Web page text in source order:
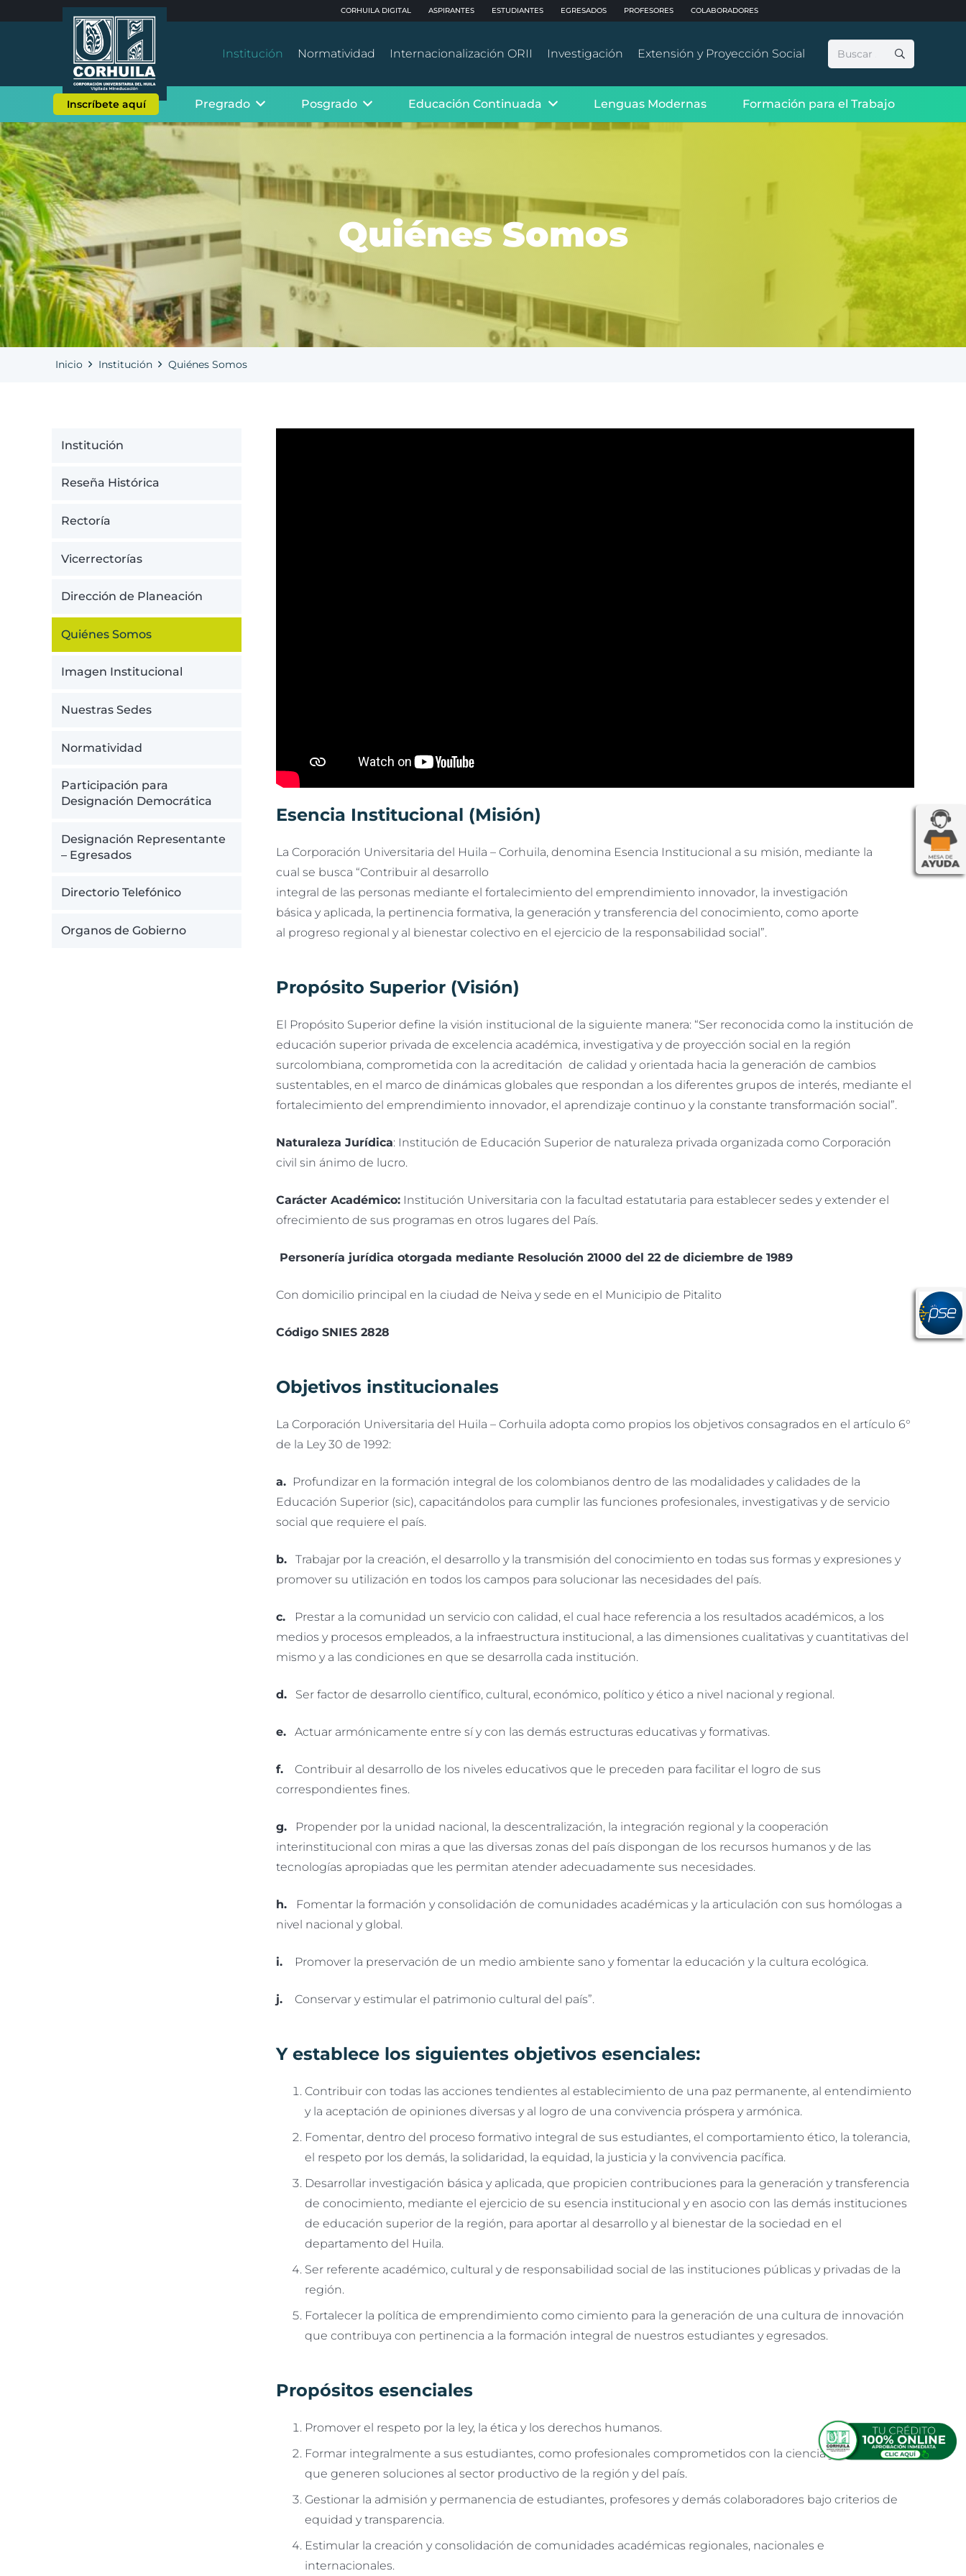
CORHUILA DIGITAL ASPIRANTES ESTUDIANTES EGRESADOS PROFESORES COLABORADORES
Institución Normatividad Internacionalización ORII Investigación Extensión y Proyección Social Buscar:
Inscríbete aquí Pregrado Posgrado Educación Continuada Lenguas Modernas Formación para el Trabajo
Quiénes Somos
Inicio Institución Quiénes Somos
Institución
Reseña Histórica
Rectoría
Vicerrectorías
Dirección de Planeación
Quiénes Somos
Imagen Institucional
Nuestras Sedes
Normatividad
Participación para
Designación Democrática
Designación Representante
– Egresados
Directorio Telefónico
Organos de Gobierno
Esencia Institucional (Misión)
La Corporación Universitaria del Huila – Corhuila, denomina Esencia Institucional a su misión, mediante la
cual se busca “Contribuir al desarrollo
integral de las personas mediante el fortalecimiento del emprendimiento innovador, la investigación
básica y aplicada, la pertinencia formativa, la generación y transferencia del conocimiento, como aporte
al progreso regional y al bienestar colectivo en el ejercicio de la responsabilidad social”.
Propósito Superior (Visión)
El Propósito Superior define la visión institucional de la siguiente manera: “Ser reconocida como la institución de
educación superior privada de excelencia académica, investigativa y de proyección social en la región
surcolombiana, comprometida con la acreditación de calidad y orientada hacia la generación de cambios
sustentables, en el marco de dinámicas globales que respondan a los diferentes grupos de interés, mediante el
fortalecimiento del emprendimiento innovador, el aprendizaje continuo y la constante transformación social”.
Naturaleza Jurídica: Institución de Educación Superior de naturaleza privada organizada como Corporación
civil sin ánimo de lucro.
Carácter Académico: Institución Universitaria con la facultad estatutaria para establecer sedes y extender el
ofrecimiento de sus programas en otros lugares del País.
Personería jurídica otorgada mediante Resolución 21000 del 22 de diciembre de 1989
Con domicilio principal en la ciudad de Neiva y sede en el Municipio de Pitalito
Código SNIES 2828
Objetivos institucionales
La Corporación Universitaria del Huila – Corhuila adopta como propios los objetivos consagrados en el artículo 6°
de la Ley 30 de 1992:
a. Profundizar en la formación integral de los colombianos dentro de las modalidades y calidades de la
Educación Superior (sic), capacitándolos para cumplir las funciones profesionales, investigativas y de servicio
social que requiere el país.
b. Trabajar por la creación, el desarrollo y la transmisión del conocimiento en todas sus formas y expresiones y
promover su utilización en todos los campos para solucionar las necesidades del país.
c.
Prestar a la comunidad un servicio con calidad, el cual hace referencia a los resultados académicos, a los
medios y procesos empleados, a la infraestructura institucional, a las dimensiones cualitativas y cuantitativas del
mismo y a las condiciones en que se desarrolla cada institución.
d. Ser factor de desarrollo científico, cultural, económico, político y ético a nivel nacional y regional.
e. Actuar armónicamente entre sí y con las demás estructuras educativas y formativas.
f. Contribuir al desarrollo de los niveles educativos que le preceden para facilitar el logro de sus
correspondientes fines.
g. Propender por la unidad nacional, la descentralización, la integración regional y la cooperación
interinstitucional con miras a que las diversas zonas del país dispongan de los recursos humanos y de las
tecnologías apropiadas que les permitan atender adecuadamente sus necesidades.
h.
Fomentar la formación y consolidación de comunidades académicas y la articulación con sus homólogas a
nivel nacional y global.
i. Promover la preservación de un medio ambiente sano y fomentar la educación y la cultura ecológica.
j. Conservar y estimular el patrimonio cultural del país”.
Y establece los siguientes objetivos esenciales:
Contribuir con todas las acciones tendientes al establecimiento de una paz permanente, al entendimiento
y la aceptación de opiniones diversas y al logro de una convivencia próspera y armónica.
Fomentar, dentro del proceso formativo integral de sus estudiantes, el comportamiento ético, la tolerancia,
el respeto por los demás, la solidaridad, la equidad, la justicia y la convivencia pacífica.
Desarrollar investigación básica y aplicada, que propicien contribuciones para la generación y transferencia
de conocimiento, mediante el ejercicio de su esencia institucional y en asocio con las demás instituciones
de educación superior de la región, para aportar al desarrollo y al bienestar de la sociedad en el
departamento del Huila.
Ser referente académico, cultural y de responsabilidad social de las instituciones públicas y privadas de la
región.
Fortalecer la política de emprendimiento como cimiento para la generación de una cultura de innovación
que contribuya con pertinencia a la formación integral de nuestros estudiantes y egresados.
Propósitos esenciales
Promover el respeto por la ley, la ética y los derechos humanos.
Formar integralmente a sus estudiantes, como profesionales comprometidos con la ciencia y ciudadanos
que generen soluciones al sector productivo de la región y del país.
Gestionar la admisión y permanencia de estudiantes, profesores y demás colaboradores bajo criterios de
equidad y transparencia.
Estimular la creación y consolidación de comunidades académicas regionales, nacionales e
internacionales.